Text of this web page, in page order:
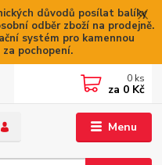
důvodů posílat balíky
odběr zboží na prodejně.
systém pro kamennou
pochopení.
Menu
0 ks
za 0 Kč